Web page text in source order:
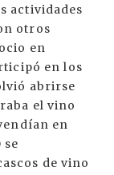
actividades
otros
en
en los
abrirse
el vino
en
se
de vino